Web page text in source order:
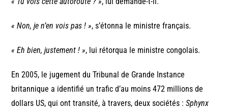
« Non, je n’en vois pas ! », s’étonna le ministre français.
« Eh bien, justement ! », lui rétorqua le ministre congolais.
En 2005, le jugement du Tribunal de Grande Instance
britannique a identifié un trafic d’au moins 472 millions de
dollars US, qui ont transité, à travers, deux sociétés :Sphynx